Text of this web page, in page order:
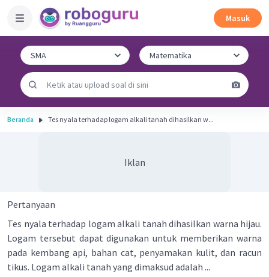
Masuk
Beranda Tes nyala terhadap logam alkali tanah dihasilkan w...
Iklan
Pertanyaan
Tes nyala terhadap logam alkali tanah dihasilkan warna hijau.
Logam tersebut dapat digunakan untuk memberikan warna
pada kembang api, bahan cat, penyamakan kulit, dan racun
tikus. Logam alkali tanah yang dimaksud adalah ...